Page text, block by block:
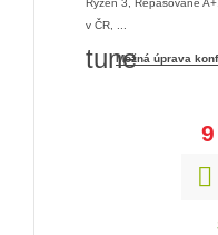
Ryzen 3, Repasované
v ČR, ...
tuneMožná úprava
